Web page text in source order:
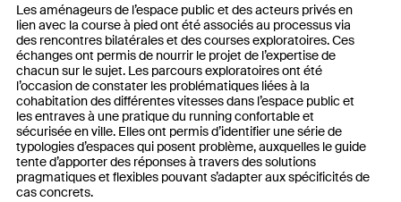
Les aménageurs de l’espace public et des acteurs privés en
lien avec la course à pied ont été associés au processus via
des rencontres bilatérales et des courses exploratoires. Ces
échanges ont permis de nourrir le projet de l’expertise de
chacun sur le sujet. Les parcours exploratoires ont été
l’occasion de constater les problématiques liées à la
cohabitation des différentes vitesses dans l’espace public et
les entraves à une pratique du running confortable et
sécurisée en ville. Elles ont permis d’identifier une série de
typologies d’espaces qui posent problème, auxquelles le guide
tente d’apporter des réponses à travers des solutions
pragmatiques et flexibles pouvant s’adapter aux spécificités de
cas concrets.